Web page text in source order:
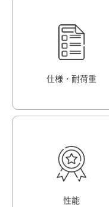
仕様・耐荷重
性能